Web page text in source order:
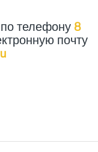
телефону 8
почту